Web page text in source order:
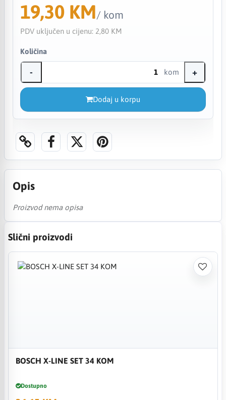
19,30 KM/ kom
PDV uključen u cijenu: 2,80 KM
Količina
- kom +
Dodaj u korpu
Opis
Proizvod nema opisa
Slični proizvodi
BOSCH X-LINE SET 34 KOM
Dostupno